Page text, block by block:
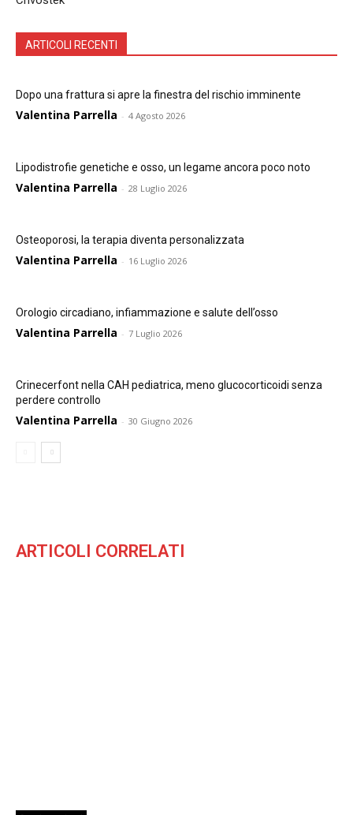
ARTICOLI RECENTI
Dopo una frattura si apre la finestra del rischio imminente
Valentina Parrella - 4 Agosto 2026
Lipodistrofie genetiche e osso, un legame ancora poco noto
Valentina Parrella - 28 Luglio 2026
Osteoporosi, la terapia diventa personalizzata
Valentina Parrella - 16 Luglio 2026
Orologio circadiano, infiammazione e salute dell’osso
Valentina Parrella - 7 Luglio 2026
Crinecerfont nella CAH pediatrica, meno glucocorticoidi senza
perdere controllo
Valentina Parrella - 30 Giugno 2026
ARTICOLI CORRELATI